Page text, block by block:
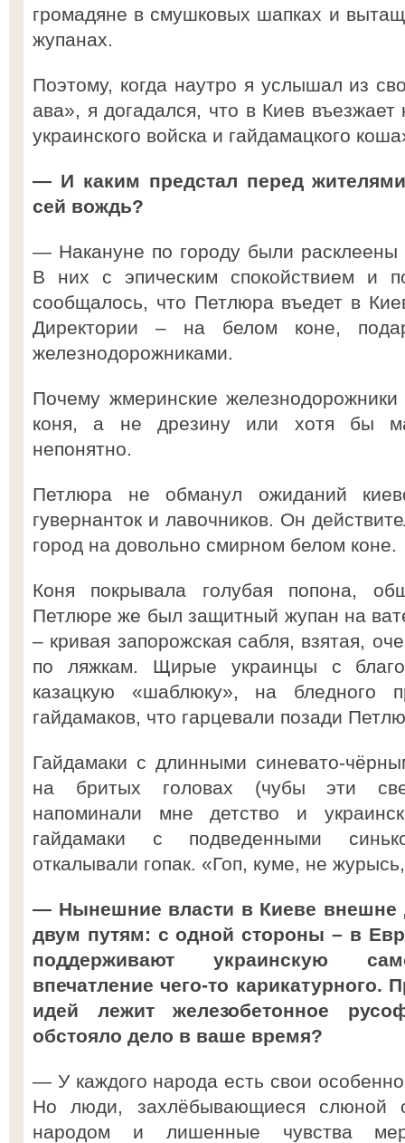
громадяне в смушковых шапках и
жупанах.
Поэтому, когда наутро я услышал из
ава», я догадался, что в Киев
украинского войска и гайдамацкого
— И каким предстал перед
сей вождь?
— Накануне по городу были расклеены
В них с эпическим спокойствием и
сообщалось, что Петлюра въедет в
Директории – на белом коне,
железнодорожниками.
Почему жмеринские
коня, а не дрезину или хотя бы
непонятно.
Петлюра не обманул ожиданий
гувернанток и лавочников. Он
город на довольно смирном белом коне.
Коня покрывала голубая попона,
Петлюре же был защитный жупан на
– кривая запорожская сабля, взятая,
по ляжкам. Щирые украинцы с
казацкую «шаблюку», на бледного
гайдамаков, что гарцевали позади
Гайдамаки с длинными синевато-
на бритых головах (чубы эти
напоминали мне детство и
гайдамаки с подведенными
откалывали гопак. «Гоп, куме, не
— Нынешние власти в Киеве внешне
двум путям: с одной стороны – в
поддерживают украинскую
впечатление чего-то карикатурного.
идей лежит железобетонное
обстояло дело в ваше время?
— У каждого народа есть свои
Но люди, захлёбывающиеся слюной
народом и лишенные чувства